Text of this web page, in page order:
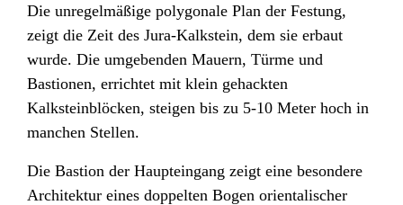
Die unregelmäßige polygonale Plan der Festung,
zeigt die Zeit des Jura-Kalkstein, dem sie erbaut
wurde. Die umgebenden Mauern, Türme und
Bastionen, errichtet mit klein gehackten
Kalksteinblöcken, steigen bis zu 5-10 Meter hoch in
manchen Stellen.
Die Bastion der Haupteingang zeigt eine besondere
Architektur eines doppelten Bogen orientalischer